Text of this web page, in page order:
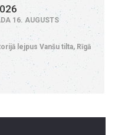
16. AUGUSTS
lejpus Vanšu tilta, Rīgā